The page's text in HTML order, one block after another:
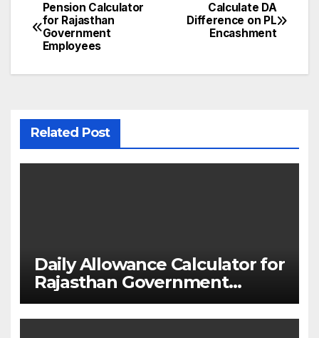
Post
navigation
Calculate DA
Difference on PL
Encashment
Pension Calculator
for Rajasthan
Government
Employees
Related Post
Daily Allowance Calculator for
Rajasthan Government
Employees